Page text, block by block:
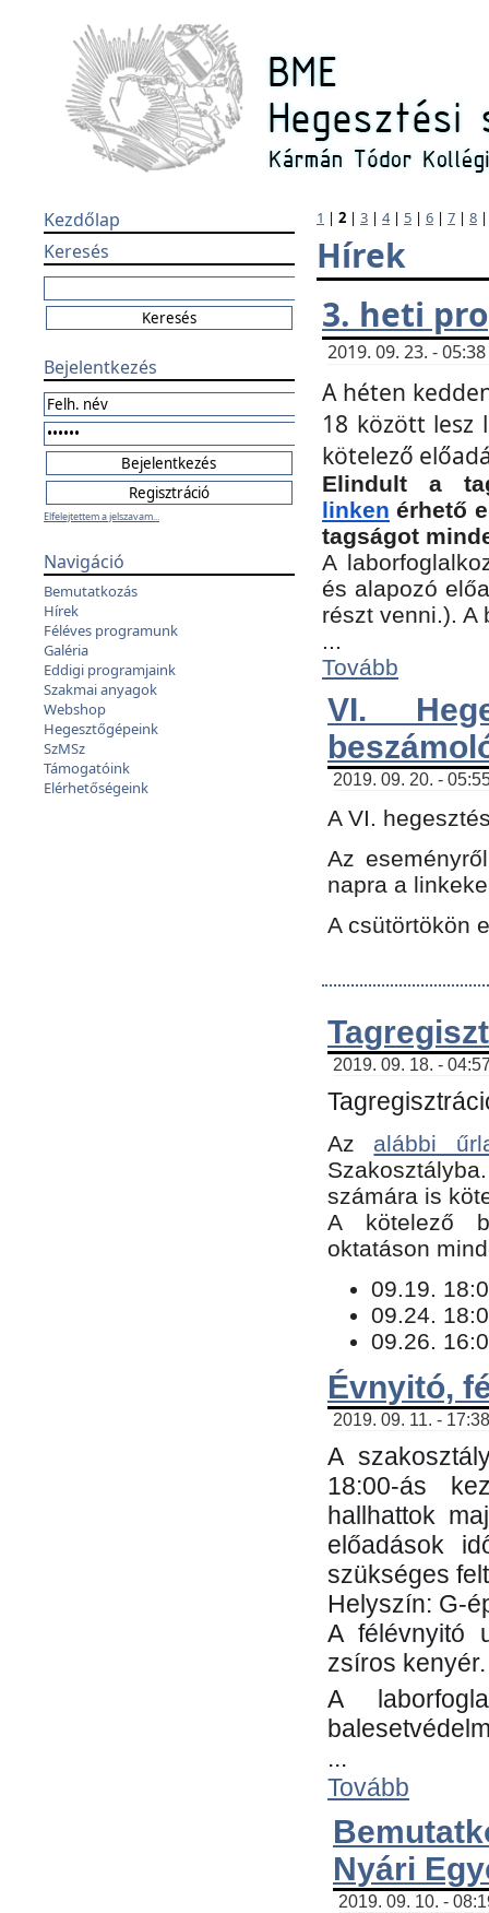
Kezdőlap
Keresés
Bejelentkezés
Elfelejtettem a jelszavam...
Navigáció
Bemutatkozás
Hírek
Féléves programunk
Galéria
Eddigi programjaink
Szakmai anyagok
Webshop
Hegesztőgépeink
SzMSz
Támogatóink
Elérhetőségeink
1 | 2 | 3 | 4| 5 | 6 | 7 | 8
Hírek
3. heti
2019. 09. 23. -
A héten
18 között lesz
kötelező
Elindult a
linken érhető
tagságot
A
és alapozó
részt venni.).
...
Tovább
VI.
2019. 09. 20. -
A VI.
Az
napra a
A csütörtökön
2019. 09. 18. -
Az alábbi
számára is
​A kötelező
oktatáson
09.19.
09.24.
09.26.
Évnyitó,
2019. 09. 11. -
A
18:00-ás
hallhattok
előadások
szükséges
Helyszín: G-
A félévnyitó
zsíros kenyér.
A
...
Tovább
Nyári
2019. 09. 10. -